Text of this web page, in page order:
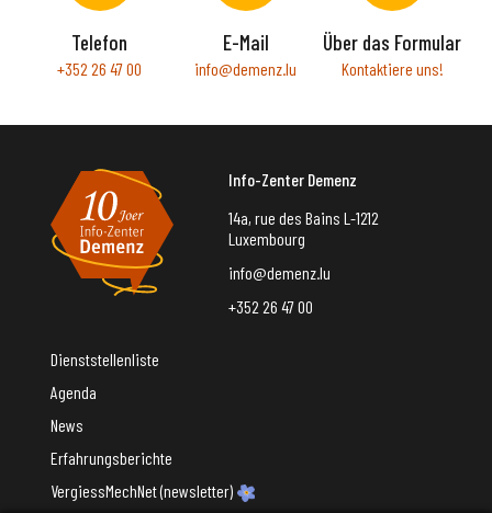
Telefon
+352 26 47 00
E-Mail
info@demenz.lu
Über das Formular
Kontaktiere uns!
Info-Zenter Demenz
14a, rue des Bains L-1212
Luxembourg
info@demenz.lu
+352 26 47 00
Dienststellenliste
Agenda
News
Erfahrungsberichte
VergiessMechNet (newsletter)